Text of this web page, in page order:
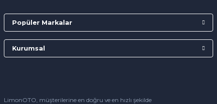
LimonOTO, müşterilerine en doğru ve en hızlı şekilde
Popüler Markalar
Kurumsal